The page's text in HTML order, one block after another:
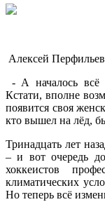
Алексей
- А началось всё
Кстати, вполне
появится своя
кто вышел на лёд,
Тринадцать лет
– и вот очередь
хоккеистов
климатических
Но теперь всё